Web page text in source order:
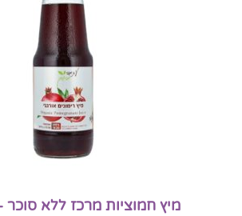
מיץ חמוציות מרכז ללא סוכר – 1 ליטר